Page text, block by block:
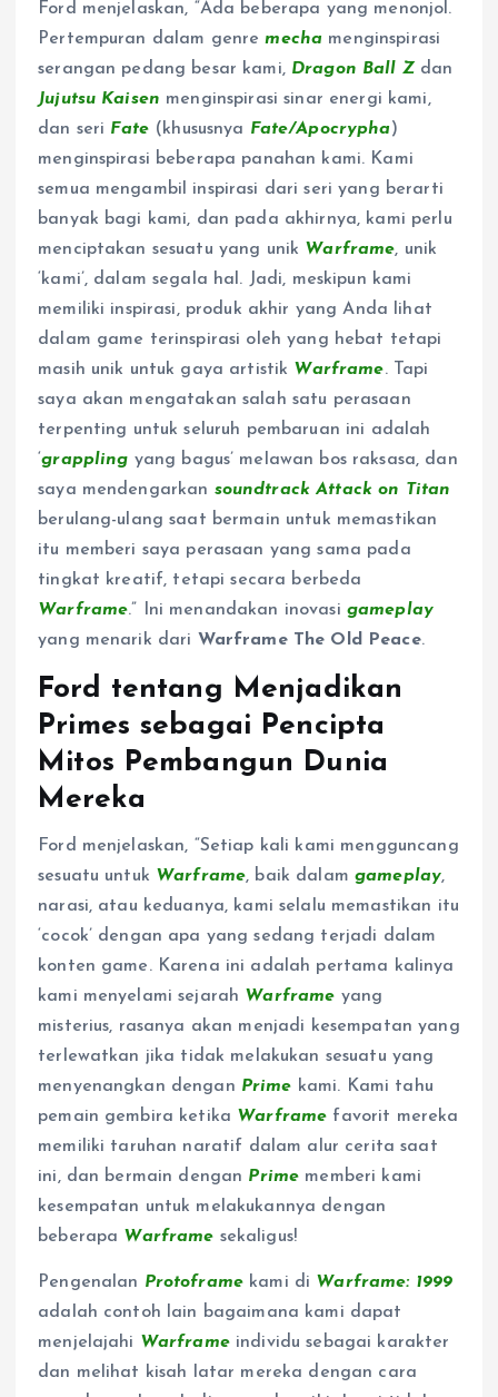
Ford menjelaskan, “Ada beberapa yang menonjol.
Pertempuran dalam genremecha menginspirasi
serangan pedang besar kami, Dragon Ball Zdan
Jujutsu Kaisen menginspirasi sinar energi kami,
dan seri Fate(khususnya Fate/Apocrypha)
menginspirasi beberapa panahan kami. Kami
semua mengambil inspirasi dari seri yang berarti
banyak bagi kami, dan pada akhirnya, kami perlu
menciptakan sesuatu yang unik Warframe, unik
‘kami’, dalam segala hal. Jadi, meskipun kami
memiliki inspirasi, produk akhir yang Anda lihat
dalam game terinspirasi oleh yang hebat tetapi
masih unik untuk gaya artistik Warframe. Tapi
saya akan mengatakan salah satu perasaan
terpenting untuk seluruh pembaruan ini adalah
‘grappling yang bagus’ melawan bos raksasa, dan
saya mendengarkan soundtrack Attack on Titan
berulang-ulang saat bermain untuk memastikan
itu memberi saya perasaan yang sama pada
tingkat kreatif, tetapi secara berbeda
Warframe.” Ini menandakan inovasi gameplay
yang menarik dari Warframe The Old Peace.
Ford tentang Menjadikan
Primes sebagai Pencipta
Mitos Pembangun Dunia
Mereka
Ford menjelaskan, “Setiap kali kami mengguncang
sesuatu untuk Warframe, baik dalamgameplay,
narasi, atau keduanya, kami selalu memastikan itu
‘cocok’ dengan apa yang sedang terjadi dalam
konten game. Karena ini adalah pertama kalinya
kami menyelami sejarah Warframe yang
misterius, rasanya akan menjadi kesempatan yang
terlewatkan jika tidak melakukan sesuatu yang
menyenangkan dengan Prime kami. Kami tahu
pemain gembira ketika Warframe favorit mereka
memiliki taruhan naratif dalam alur cerita saat
ini, dan bermain dengan Prime memberi kami
kesempatan untuk melakukannya dengan
beberapa Warframe sekaligus!
Pengenalan Protoframe kami di Warframe: 1999
adalah contoh lain bagaimana kami dapat
menjelajahi Warframeindividu sebagai karakter
dan melihat kisah latar mereka dengan cara